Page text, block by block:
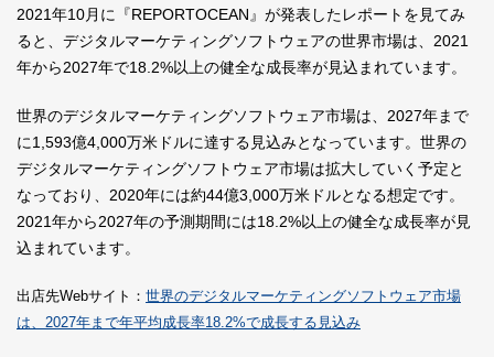
2021年10月に『REPORTOCEAN』が発表したレポートを見てみ
ると、デジタルマーケティングソフトウェアの世界市場は、2021
年から2027年で18.2%以上の健全な成長率が見込まれています。
世界のデジタルマーケティングソフトウェア市場は、2027年まで
に1,593億4,000万米ドルに達する見込みとなっています。世界の
デジタルマーケティングソフトウェア市場は拡大していく予定と
なっており、2020年には約44億3,000万米ドルとなる想定です。
2021年から2027年の予測期間には18.2%以上の健全な成長率が見
込まれています。
出店先Webサイト： 世界のデジタルマーケティングソフトウェア市場
は、2027年まで年平均成長率18.2%で成長する見込み